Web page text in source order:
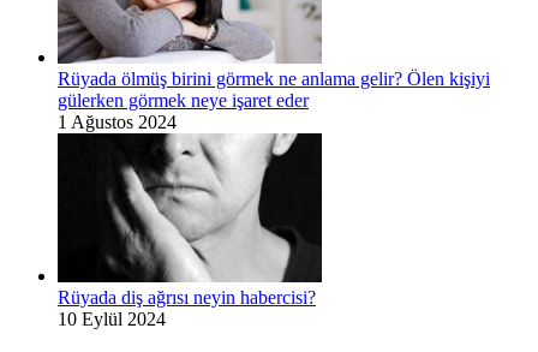
Rüyada ölmüş birini görmek ne anlama gelir? Ölen kişiyi
gülerken görmek neye işaret eder
1 Ağustos 2024
Rüyada diş ağrısı neyin habercisi?
10 Eylül 2024